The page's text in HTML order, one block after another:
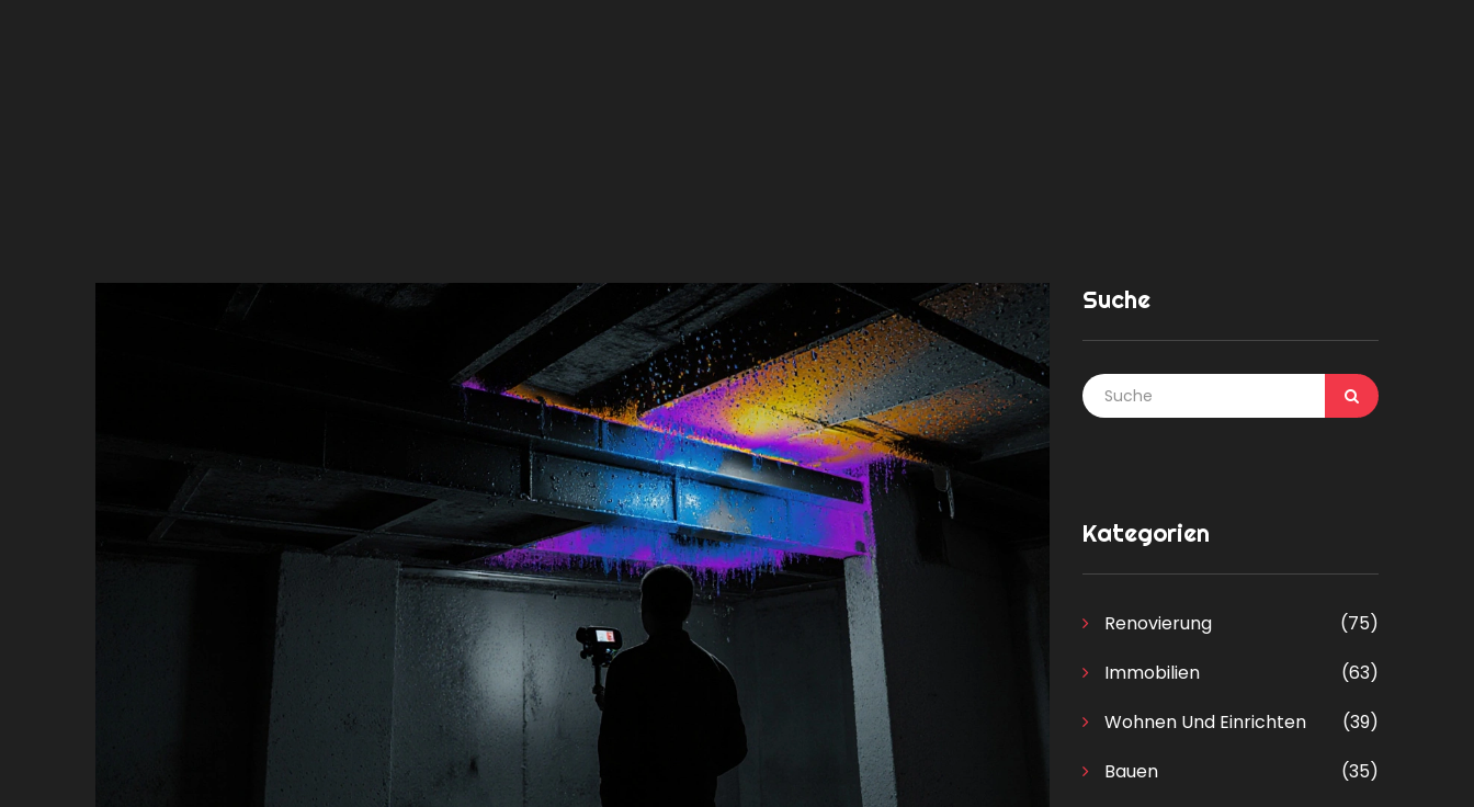
Suche
Kategorien
Renovierung
(75)
Immobilien
(63)
Wohnen Und Einrichten
(39)
Bauen
(35)